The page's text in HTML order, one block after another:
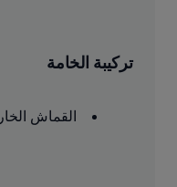
تركيبة الخامة
القماش الخارجي: